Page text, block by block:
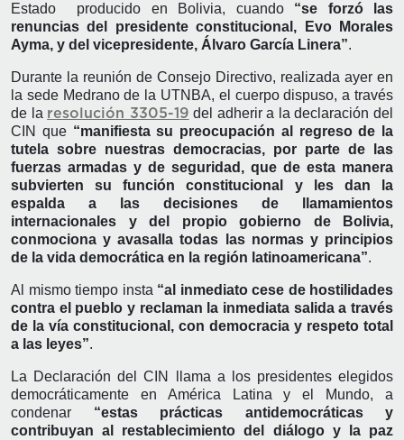
Estado producido en Bolivia, cuando “se forzó las
renuncias del presidente constitucional, Evo Morales
Ayma, y del vicepresidente, Álvaro García Linera”.
Durante la reunión de Consejo Directivo, realizada ayer en
la sede Medrano de la UTNBA, el cuerpo dispuso, a través
de la resolución 3305-19 del adherir a la declaración del
CIN que “manifiesta su preocupación al regreso de la
tutela sobre nuestras democracias, por parte de las
fuerzas armadas y de seguridad, que de esta manera
subvierten su función constitucional y les dan la
espalda a las decisiones de llamamientos
internacionales y del propio gobierno de Bolivia,
conmociona y avasalla todas las normas y principios
de la vida democrática en la región latinoamericana”.
Al mismo tiempo insta “al inmediato cese de hostilidades
contra el pueblo y reclaman la inmediata salida a través
de la vía constitucional, con democracia y respeto total
a las leyes”.
La Declaración del CIN llama a los presidentes elegidos
democráticamente en América Latina y el Mundo, a
condenar “estas prácticas antidemocráticas y
contribuyan al restablecimiento del diálogo y la paz